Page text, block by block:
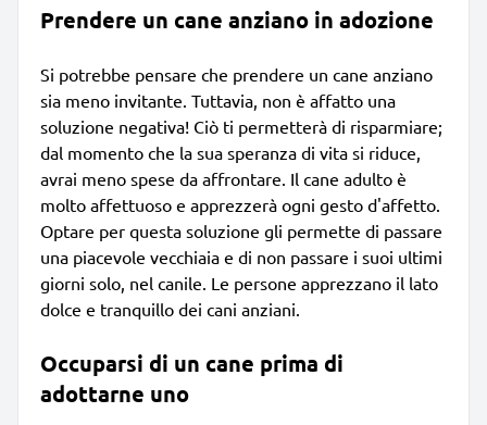
Prendere un cane anziano in adozione
Si potrebbe pensare che prendere un cane anziano
sia meno invitante. Tuttavia, non è affatto una
soluzione negativa! Ciò ti permetterà di risparmiare;
dal momento che la sua speranza di vita si riduce,
avrai meno spese da affrontare. Il cane adulto è
molto affettuoso e apprezzerà ogni gesto d'affetto.
Optare per questa soluzione gli permette di passare
una piacevole vecchiaia e di non passare i suoi ultimi
giorni solo, nel canile. Le persone apprezzano il lato
dolce e tranquillo dei cani anziani.
Occuparsi di un cane prima di
adottarne uno